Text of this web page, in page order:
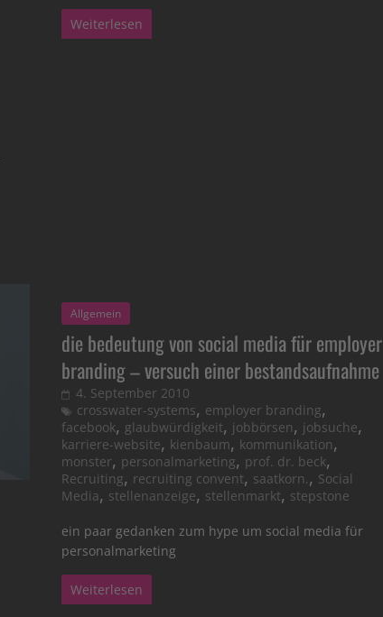
Weiterlesen
Allgemein
die bedeutung von social media für employer
branding – versuch einer bestandsaufnahme
4. September 2010
crosswater-systems, employer branding,
facebook, glaubwürdigkeit, jobbörsen, jobsuche,
karriere-website, kienbaum, kommunikation,
monster, personalmarketing, prof. dr. beck,
Recruiting, recruiting convent, saatkorn., Social
Media, stellenanzeige, stellenmarkt, stepstone
ein paar gedanken zum hype um social media für
personalmarketing
Weiterlesen